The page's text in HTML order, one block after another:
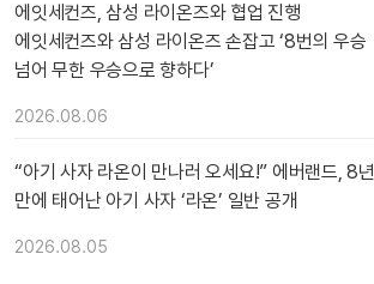
에잇세컨즈, 삼성 라이온즈와 협업 진행
에잇세컨즈와 삼성 라이온즈 손잡고 ‘8번의 우승
넘어 무한 우승으로 향하다’
2026.08.06
“아기 사자 라온이 만나러 오세요!” 에버랜드, 8년
만에 태어난 아기 사자 ‘라온’ 일반 공개
2026.08.05